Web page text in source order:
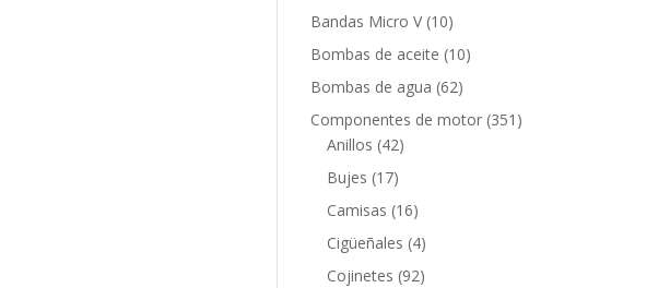
Bandas Micro V 1010
productos
Bombas de aceite 1010
Bombas de agua 6262
productos
Componentes de motor 351 351
Anillos 4242
Bujes 1717
productos
Camisas 1616
productos
Cigüeñales 44
productos
Cojinetes 9292